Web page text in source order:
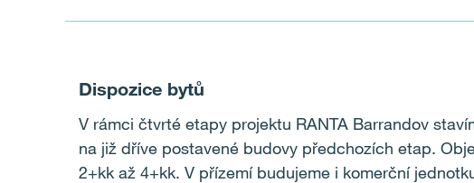
Dispozice bytů
V rámci čtvrté etapy projektu RANTA Barrandov
na již dříve postavené budovy předchozích etap.
2+kk až 4+kk. V přízemí budujeme i komerční